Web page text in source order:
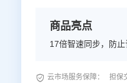
商品亮点
17倍智速同步，防
 云市场服务保障： 担保